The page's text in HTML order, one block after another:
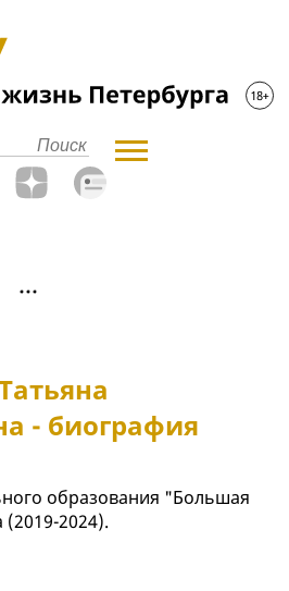
- биография
образования "Большая
2024).